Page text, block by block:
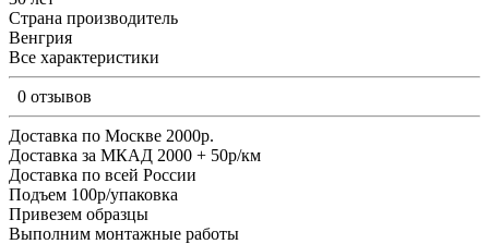
Страна производитель
Венгрия
Все характеристики
0 отзывов
Доставка по Москве 2000р.
Доставка за МКАД 2000 + 50р/км
Доставка по всей России
Подъем 100р/упаковка
Привезем образцы
Выполним монтажные работы